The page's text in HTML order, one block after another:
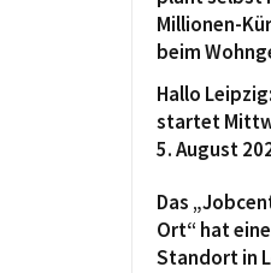
Millionen-
beim
Hallo
startet
5. August
Das
Ort“ hat
Standort in